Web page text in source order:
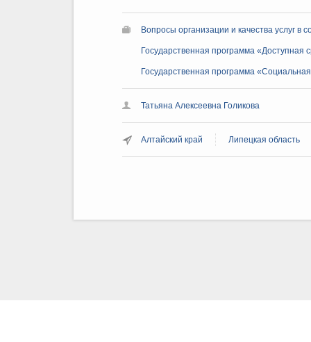
Вопросы организации и качества услуг в
Государственная программа «Доступная
Государственная программа
Татьяна Алексеевна Голикова
Алтайский край Липецкая область